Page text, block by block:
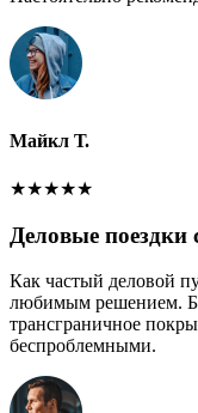
Майкл Т.
★★★★★
Деловые поездки
Как частый деловой
любимым решением.
трансграничное
беспроблемными.